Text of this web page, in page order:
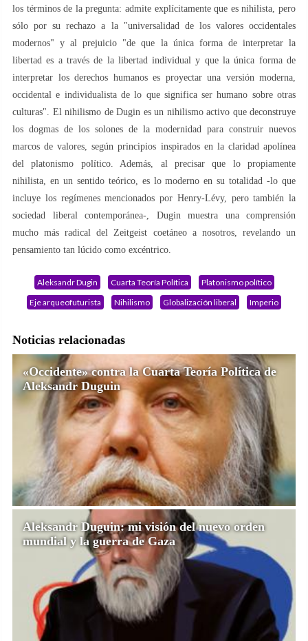
los términos de la pregunta: admite explícitamente que es nihilista, pero
sólo por su rechazo a la "universalidad de los valores occidentales
modernos" y al prejuicio "de que la única forma de interpretar la
libertad es a través de la libertad individual y que la única forma de
interpretar los derechos humanos es proyectar una versión moderna,
occidental e individualista de lo que significa ser humano sobre otras
culturas". El nihilismo de Dugin es un nihilismo activo que deconstruye
los dogmas de los solones de la modernidad para construir nuevos
marcos de valores, según principios inspirados en la claridad apolínea
del platonismo político. Además, al precisar que lo propiamente
nihilista, en un sentido teórico, es lo moderno en su totalidad -lo que
incluye los regímenes mencionados por Henry-Lévy, pero también la
sociedad liberal contemporánea-, Dugin muestra una comprensión
mucho más radical del Zeitgeist coetáneo a nosotros, revelando un
pensamiento tan lúcido como excéntrico.
Aleksandr Dugin Cuarta Teoría Política
Platonismo político
Eje arqueofuturista
Nihilismo Globalización liberal Imperio
Noticias relacionadas
«Occidente» contra la Cuarta Teoría Política de
Aleksandr Duguin
Aleksandr Duguin: mi visión del nuevo orden
mundial y la guerra de Gaza